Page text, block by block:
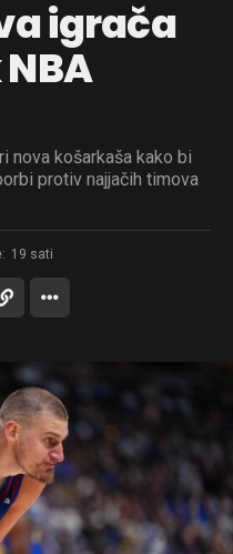
igrača
nova košarkaša kako bi
protiv najjačih timova
19 sati